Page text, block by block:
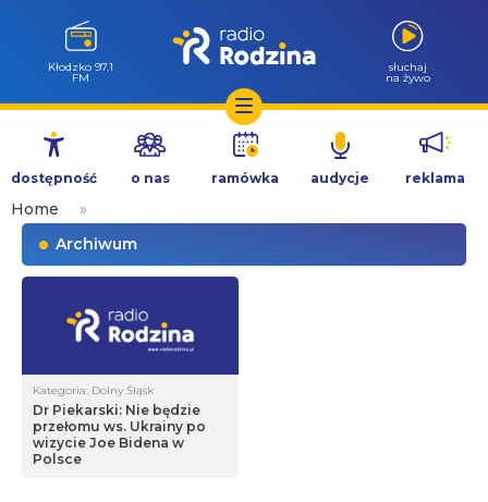
Przejdź
treści
Kłodzko 97.1
FM
słuchaj
na żywo
dostępność o nas ramówka audycje reklama
Home
»
Archiwum
Kategoria: Dolny Śląsk
Dr Piekarski: Nie będzie
przełomu ws. Ukrainy po
wizycie Joe Bidena w
Polsce